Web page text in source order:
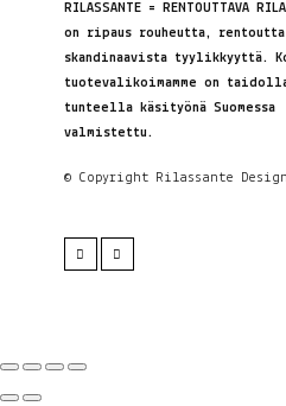
RILASSANTE = RENTOUTTAVA
on ripaus rouheutta,
skandinaavista tyylikkyyttä.
tuotevalikoimamme on
tunteella käsityönä Suomessa
valmistettu.
© Copyright Rilassante